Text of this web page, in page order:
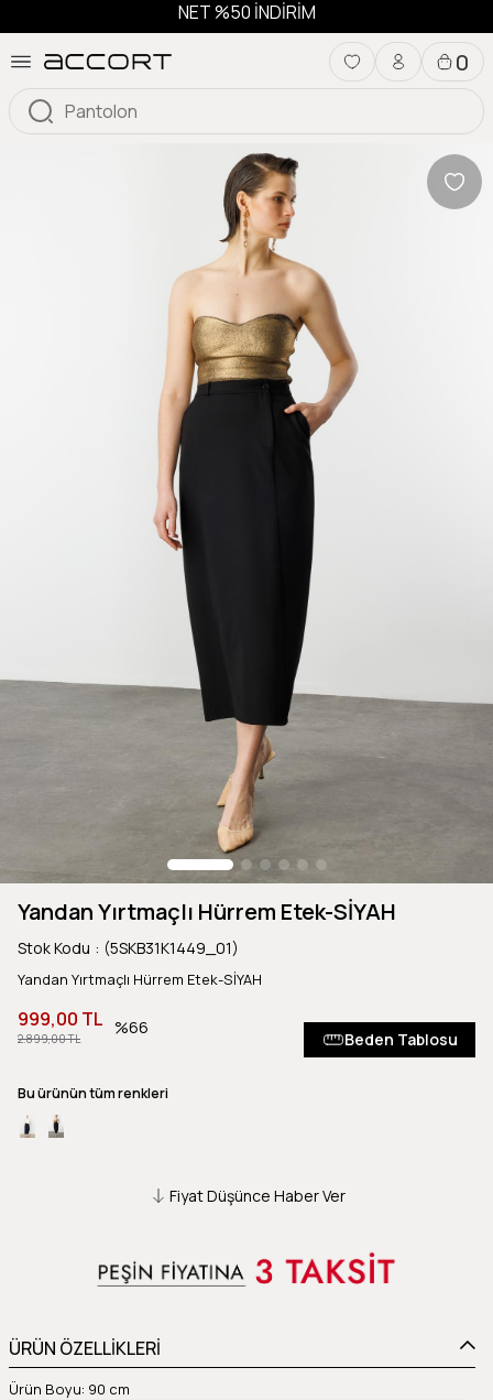
NET %50 İNDİRİM
0
Yandan Yırtmaçlı Hürrem Etek-SİYAH
Stok Kodu (5SKB31K1449_01)
Yandan Yırtmaçlı Hürrem Etek-SİYAH
2.899,00 TL
999,00 TL 66
Beden Tablosu
Bu ürünün tüm renkleri
Fiyat Düşünce Haber Ver
ÜRÜN ÖZELLİKLERİ
Ürün Boyu: 90 cm